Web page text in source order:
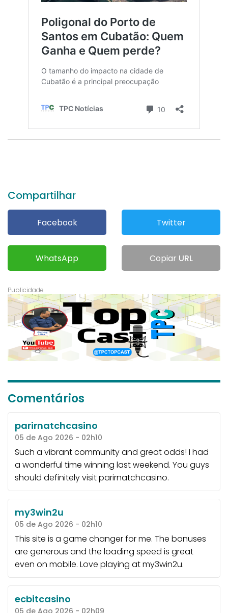
Compartilhar
Facebook Twitter
WhatsApp Copiar URL
Comentários
parirnatchcasino
05 de Ago 2026 - 02h10
Such a vibrant community and great odds! I had
a wonderful time winning last weekend. You guys
should definitely visitparirnatchcasino.
my3win2u
05 de Ago 2026 - 02h10
This site is a game changer for me. The bonuses
are generous and the loading speed is great
even on mobile. Love playing atmy3win2u.
ecbitcasino